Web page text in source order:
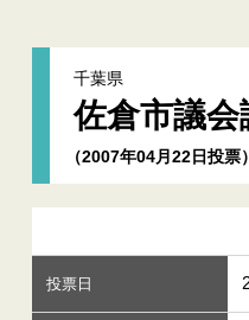
千葉県
佐倉市議会
（2007年04月22日投票）
投票日